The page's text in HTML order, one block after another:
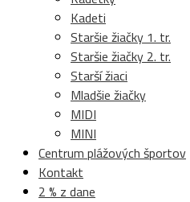
Kadeti
Staršie žiačky 1. tr.
Staršie žiačky 2. tr.
Starší žiaci
Mladšie žiačky
MIDI
MINI
Centrum plážových športov
Kontakt
2 % z dane